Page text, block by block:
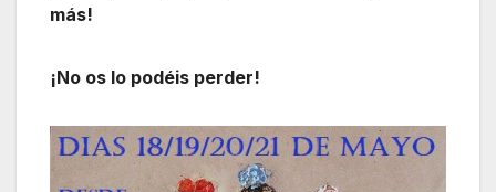
más!
¡No os lo podéis perder!